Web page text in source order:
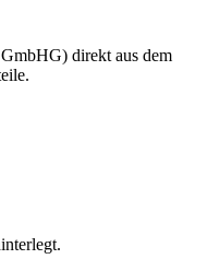
direkt aus dem